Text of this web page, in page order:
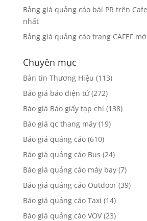
Bảng giá quảng cáo bài PR trên
nhất
Bảng giá quảng cáo trang CAFEF
Chuyên mục
Bản tin Thương Hiệu (113)
Báo giá báo điện tử(272)
Báo giá Báo giấy tạp chí(138)
Báo giá qc thang máy(19)
Báo giá quảng cáo(610)
Báo giá quảng cáo Bus (24)
Báo giá quảng cáo máy bay(7)
Báo giá quảng cáo Outdoor(39)
Báo giá quảng cáo Taxi (14)
Báo giá quảng cáo VOV(23)